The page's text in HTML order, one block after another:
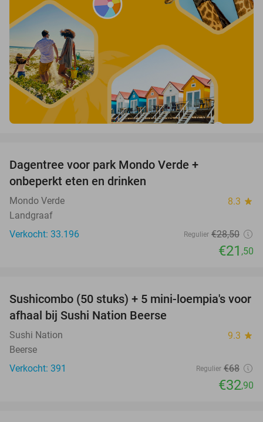
Dagentree voor park Mondo Verde +
onbeperkt eten en drinken
Mondo Verde 8.3 star
Landgraaf
Verkocht: 33.196
Regulier €28,50
€21 ,50
52%
Sushicombo (50 stuks) + 5 mini-loempia's voor
afhaal bij Sushi Nation Beerse
Sushi Nation 9.3 star
Beerse
Verkocht: 391
Regulier €68
€32,90